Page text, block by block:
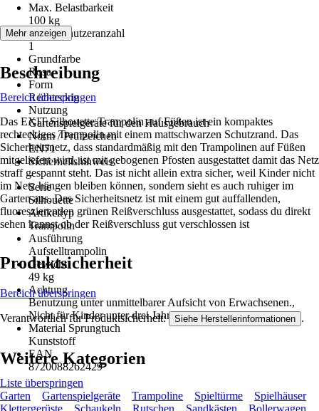
Max. Belastbarkeit
100 kg
Max. Benutzeranzahl
1
Grundfarbe
Rosa
Form
Rechteckig
Nutzung
Gartenspielgeräte für den Hausgebrauch
Norm / Prüfzeichen
EN71
Sicherheitshinweis
-
Serie
Silhouette
Artikeltyp
Trampolin
Ausführung
Aufstelltrampolin
Gewicht
49 kg
Achtung
Benutzung unter unmittelbarer Aufsicht von Erwachsenen.,
Nicht für Kinder unter drei Jahren geeignet.
Material Sprungtuch
Kunststoff
EAN
8720088262429
Mehr anzeigen
Beschreibung
Bereich überspringen
Das EXIT Silhouette Trampolin auf Füßen ist ein kompaktes
rechteckiges Trampolin mit einem mattschwarzen Schutzrand. Das
Sicherheitsnetz, dass standardmäßig mit den Trampolinen auf Füßen
mitgeliefert wird, ist mit gebogenen Pfosten ausgestattet damit das Netz
straff gespannt steht. Das ist nicht allein extra sicher, weil Kinder nicht
im Netz hängen bleiben können, sondern sieht es auch ruhiger im
Garten aus. Das Sicherheitsnetz ist mit einem gut auffallenden,
fluoreszierenden grünen Reißverschluss ausgestattet, sodass du direkt
sehen kannst ob der Reißverschluss gut verschlossen ist
Produktsicherheit
Bereich überspringen
Verantwortlich für Produktsicherheit: Siehe Herstellerinformationen .
Weitere Kategorien
Liste überspringen
Garten
Gartenspielgeräte Trampoline Spieltürme
Spielhäuser
Klettergerüste
Schaukeln Rutschen Sandkästen Bollerwagen